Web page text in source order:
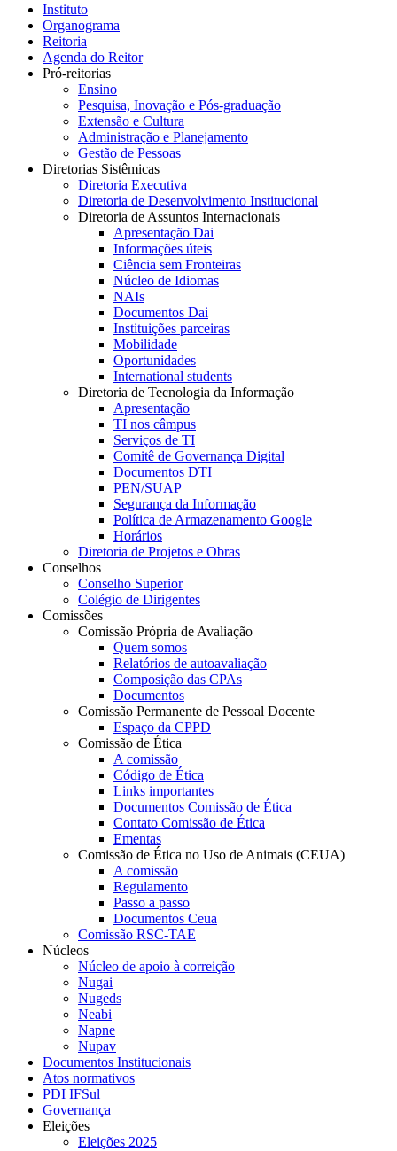
Instituto
Organograma
Reitoria
Agenda do Reitor
Pró-reitorias
Ensino
Pesquisa, Inovação e Pós-graduação
Extensão e Cultura
Administração e Planejamento
Gestão de Pessoas
Diretorias Sistêmicas
Diretoria Executiva
Diretoria de Desenvolvimento Institucional
Diretoria de Assuntos Internacionais
Apresentação Dai
Informações úteis
Ciência sem Fronteiras
Núcleo de Idiomas
NAIs
Documentos Dai
Instituições parceiras
Mobilidade
Oportunidades
International students
Diretoria de Tecnologia da Informação
Apresentação
TI nos câmpus
Serviços de TI
Comitê de Governança Digital
Documentos DTI
PEN/SUAP
Segurança da Informação
Política de Armazenamento Google
Horários
Diretoria de Projetos e Obras
Conselhos
Conselho Superior
Colégio de Dirigentes
Comissões
Comissão Própria de Avaliação
Quem somos
Relatórios de autoavaliação
Composição das CPAs
Documentos
Comissão Permanente de Pessoal Docente
Espaço da CPPD
Comissão de Ética
A comissão
Código de Ética
Links importantes
Documentos Comissão de Ética
Contato Comissão de Ética
Ementas
Comissão de Ética no Uso de Animais (CEUA)
A comissão
Regulamento
Passo a passo
Documentos Ceua
Comissão RSC-TAE
Núcleos
Núcleo de apoio à correição
Nugai
Nugeds
Neabi
Napne
Nupav
Documentos Institucionais
Atos normativos
PDI IFSul
Governança
Eleições
Eleições 2025